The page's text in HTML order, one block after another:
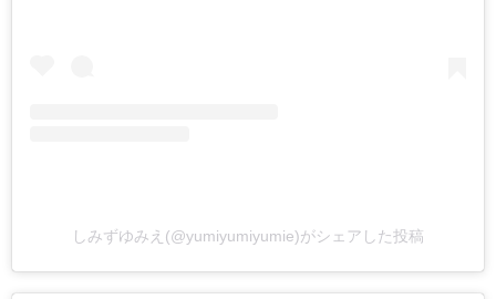
しみずゆみえ(@yumiyumiyumie)がシェアした投稿